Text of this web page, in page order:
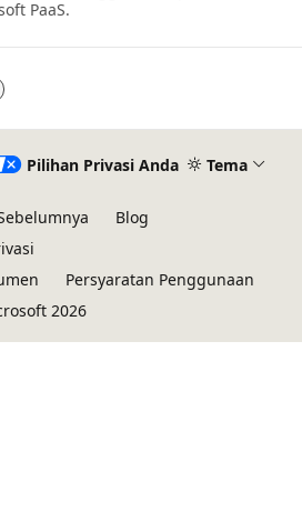
PaaS.
Pilihan Privasi Anda Tema
Blog
Persyaratan Penggunaan
2026